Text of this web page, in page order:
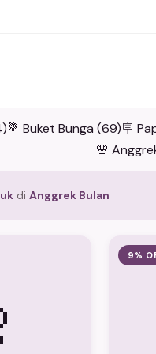
💐 Buket Bunga (69)🪧
🌸
di Anggrek Bulan
9%